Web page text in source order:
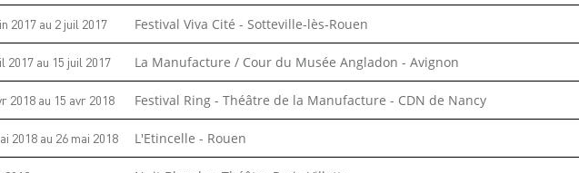
2017 au 2 juil 2017 Festival Viva Cité - Sotteville-lès-Rouen
2017 au 15 juil 2017 La Manufacture / Cour du Musée Angladon - Avignon
2018 au 15 avr 2018 Festival Ring - Théâtre de la Manufacture - CDN de Nancy
2018 au 26 mai 2018 L'Etincelle - Rouen